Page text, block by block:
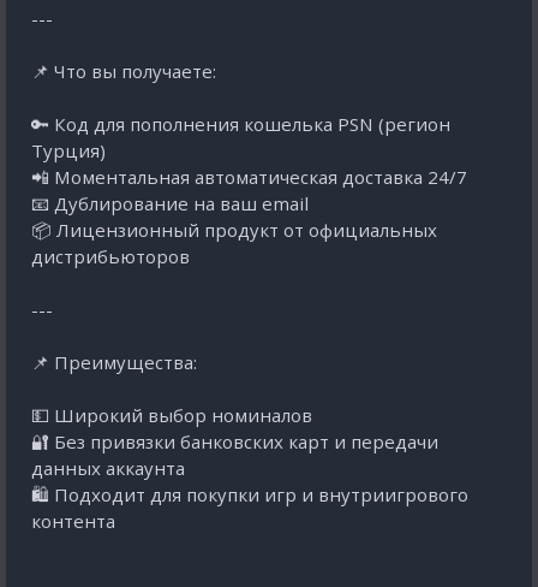
---
📌 Что вы получаете:
🔑 Код для пополнения кошелька PSN (регион
Турция)
📲 Моментальная автоматическая доставка 24/7
📧 Дублирование на ваш email
📦 Лицензионный продукт от официальных
дистрибьюторов
---
📌 Преимущества:
💵 Широкий выбор номиналов
🔐 Без привязки банковских карт и передачи
данных аккаунта
🛍️ Подходит для покупки игр и внутриигрового
контента